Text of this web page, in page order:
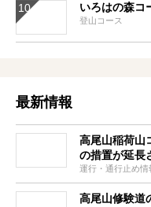
いろはの森コ
登山コース
最新情報
高尾山稲荷山
の措置が延長
運行・通行止め情
高尾山修験道